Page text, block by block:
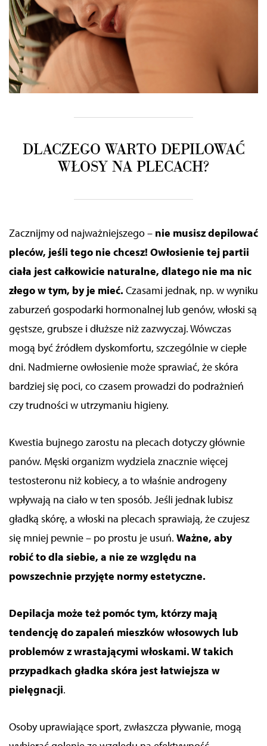
DLACZEGO WARTO DEPILOWAĆ
WŁOSY NA PLECACH?
Zacznijmy od najważniejszego – nie musisz depilować
pleców, jeśli tego nie chcesz! Owłosienie tej partii
ciała jest całkowicie naturalne, dlatego nie ma nic
złego w tym, by je mieć. Czasami jednak, np. w wyniku
zaburzeń gospodarki hormonalnej lub genów, włoski są
gęstsze, grubsze i dłuższe niż zazwyczaj. Wówczas
mogą być źródłem dyskomfortu, szczególnie w ciepłe
dni. Nadmierne owłosienie może sprawiać, że skóra
bardziej się poci, co czasem prowadzi do podrażnień
czy trudności w utrzymaniu higieny.
Kwestia bujnego zarostu na plecach dotyczy głównie
panów. Męski organizm wydziela znacznie więcej
testosteronu niż kobiecy, a to właśnie androgeny
wpływają na ciało w ten sposób. Jeśli jednak lubisz
gładką skórę, a włoski na plecach sprawiają, że czujesz
się mniej pewnie – po prostu je usuń. Ważne, aby
robić to dla siebie, a nie ze względu na
powszechnie przyjęte normy estetyczne.
Depilacja może też pomóc tym, którzy mają
tendencję do zapaleń mieszków włosowych lub
problemów z wrastającymi włoskami.W takich
przypadkach gładka skóra jest łatwiejsza w
pielęgnacji.
Osoby uprawiające sport, zwłaszcza pływanie, mogą